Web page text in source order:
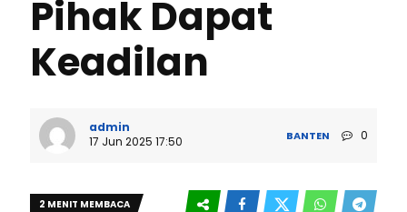
Pihak Dapat
Keadilan
admin
17 Jun 2025 17:50
BANTEN 0
2 MENIT MEMBACA